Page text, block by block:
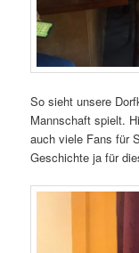
So sieht unsere
Mannschaft spielt.
auch viele Fans für
Geschichte ja für